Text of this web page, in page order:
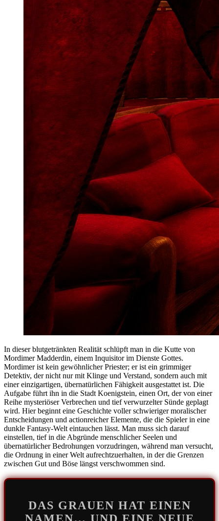
In dieser blutgetränkten Realität schlüpft man in die Kutte von
Mordimer Madderdin, einem Inquisitor im Dienste Gottes.
Mordimer ist kein gewöhnlicher Priester; er ist ein grimmiger
Detektiv, der nicht nur mit Klinge und Verstand, sondern auch mit
einer einzigartigen, übernatürlichen Fähigkeit ausgestattet ist. Die
Aufgabe führt ihn in die Stadt Koenigstein, einen Ort, der von einer
Reihe mysteriöser Verbrechen und tief verwurzelter Sünde geplagt
wird. Hier beginnt eine Geschichte voller schwieriger moralischer
Entscheidungen und actionreicher Elemente, die die Spieler in eine
dunkle Fantasy-Welt eintauchen lässt. Man muss sich darauf
einstellen, tief in die Abgründe menschlicher Seelen und
übernatürlicher Bedrohungen vorzudringen, während man versucht,
die Ordnung in einer Welt aufrechtzuerhalten, in der die Grenzen
zwischen Gut und Böse längst verschwommen sind.
DAS GRAUEN HAT EINEN
NAMEN… UND EINE NEUE